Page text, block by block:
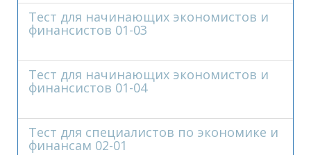
Тест для начинающих экономистов и
финансистов 01-03
Тест для начинающих экономистов и
финансистов 01-04
Тест для специалистов по экономике и
финансам 02-01